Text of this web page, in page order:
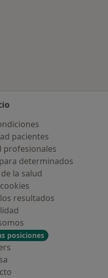
pacientes
profesionales
determinados
la salud
resultados
posiciones